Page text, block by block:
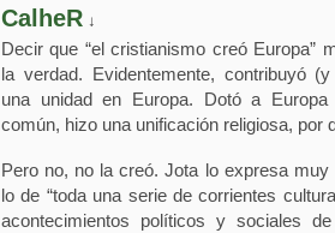
CalheR ↓
Decir que “el cristianismo creó Europa”
la verdad. Evidentemente, contribuyó
una unidad en Europa. Dotó a
común, hizo una unificación religiosa, por
Pero no, no la creó. Jota lo expresa muy
lo de “toda una serie de corrientes
acontecimientos políticos y sociales